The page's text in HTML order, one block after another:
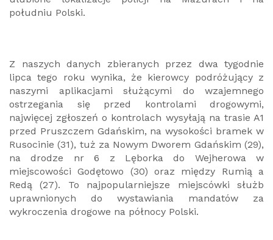
południu Polski.
Z naszych danych zbieranych przez dwa tygodnie
lipca tego roku wynika, że kierowcy podróżujący z
naszymi aplikacjami służącymi do wzajemnego
ostrzegania się przed kontrolami drogowymi,
najwięcej zgłoszeń o kontrolach wysyłają na trasie A1
przed Pruszczem Gdańskim, na wysokości bramek w
Rusocinie (31), tuż za Nowym Dworem Gdańskim (29),
na drodze nr 6 z Lęborka do Wejherowa w
miejscowości Godętowo (30) oraz między Rumią a
Redą (27). To najpopularniejsze miejscówki służb
uprawnionych do wystawiania mandatów za
wykroczenia drogowe na północy Polski.